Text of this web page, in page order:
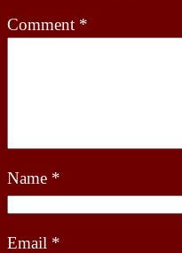
Comment *
Name *
Email *